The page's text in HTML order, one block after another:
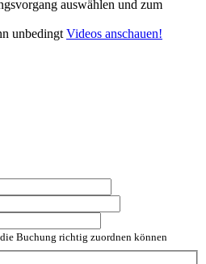
auswählen und zum
unbedingtVideos anschauen!
Buchung richtig zuordnen können